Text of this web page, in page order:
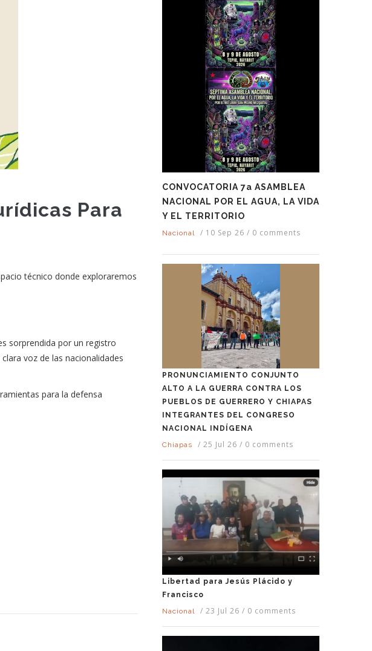
Para
técnico donde exploraremos
sorprendida por un registro
voz de las nacionalidades
para la defensa
CONVOCATORIA 7a ASAMBLEA
NACIONAL POR EL AGUA, LA VIDA
Y EL TERRITORIO
Nacional / 10 Sep 26 / 0 comments
PRONUNCIAMIENTO CONJUNTO
ALTO A LA GUERRA CONTRA LOS
PUEBLOS DE GUERRERO Y CHIAPAS
INTEGRANTES DEL CONGRESO
NACIONAL INDÍGENA
Chiapas
/ 25 Jul 26 / 0 comments
Libertad para Jesús Plácido y
Francisco
Nacional
/ 23 Jul 26 / 0 comments